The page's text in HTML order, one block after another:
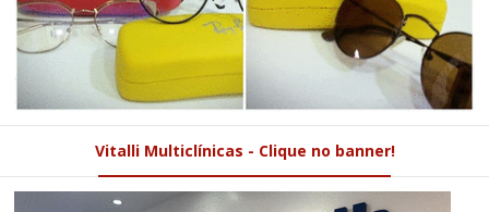
Vitalli Multiclínicas - Clique no banner!